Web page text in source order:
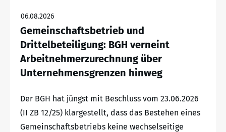
06.08.2026
Gemeinschaftsbetrieb und
Drittelbeteiligung: BGH verneint
Arbeitnehmerzurechnung über
Unternehmensgrenzen hinweg
Der BGH hat jüngst mit Beschluss vom 23.06.2026
(II ZB 12/25) klargestellt, dass das Bestehen eines
Gemeinschaftsbetriebs keine wechselseitige